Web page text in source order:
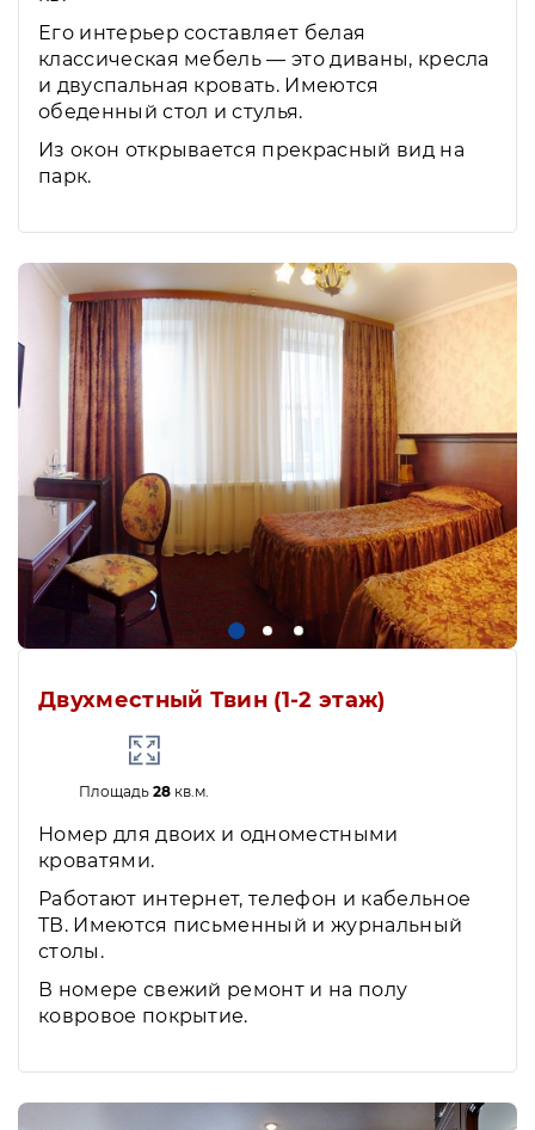
Его интерьер составляет белая
классическая мебель — это диваны, кресла
и двуспальная кровать. Имеются
обеденный стол и стулья.
Из окон открывается прекрасный вид на
парк.
Двухместный Твин (1-2 этаж)
Площадь28 кв.м.
Номер для двоих и одноместными
кроватями.
Работают интернет, телефон и кабельное
ТВ. Имеются письменный и журнальный
столы.
В номере свежий ремонт и на полу
ковровое покрытие.